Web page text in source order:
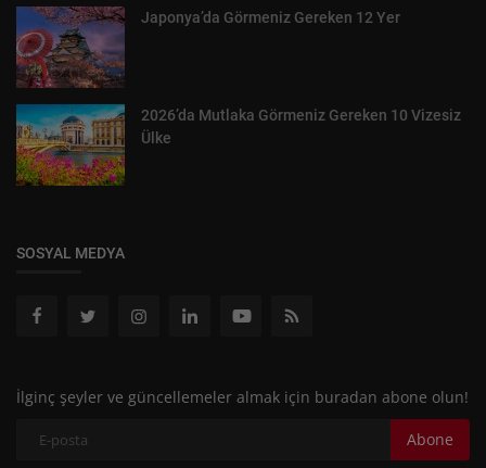
Japonya’da Görmeniz Gereken 12 Yer
2026’da Mutlaka Görmeniz Gereken 10 Vizesiz
Ülke
SOSYAL MEDYA
İlginç şeyler ve güncellemeler almak için buradan abone olun!
Abone